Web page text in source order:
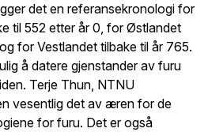
det en referansekronologi for
til 552 etter år 0, for Østlandet
for Vestlandet tilbake til år 765.
å datere gjenstander av furu
Terje Thun, NTNU
vesentlig det av æren for de
for furu. Det er også